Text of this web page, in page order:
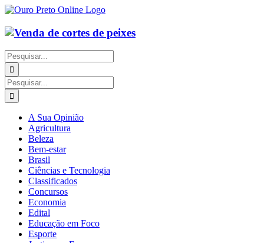
Ir
o
conteúdo
Buscar
resultados
para:
Buscar
resultados
para:
A Sua Opinião
Agricultura
Beleza
Bem-estar
Brasil
Ciências e Tecnologia
Classificados
Concursos
Economia
Edital
Educação em Foco
Esporte